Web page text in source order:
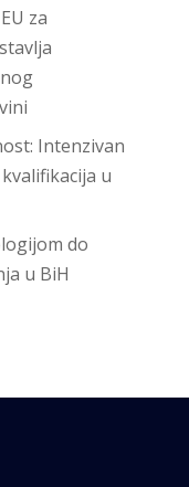
za
Intenzivan
u
do
u BiH